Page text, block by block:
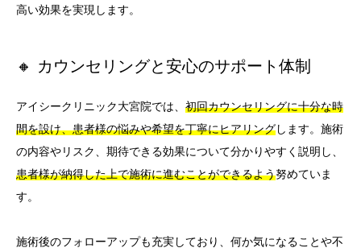
高い効果を実現します。
🔸 カウンセリングと安心のサポート体制
アイシークリニック大宮院では、 初回カウンセリングに十分な時
間を設け、患者様の悩みや希望を丁寧にヒアリングします。施術
の内容やリスク、期待できる効果について分かりやすく説明し、
患者様が納得した上で施術に進むことができるよう努めていま
す。
施術後のフォローアップも充実しており、何か気になることや不